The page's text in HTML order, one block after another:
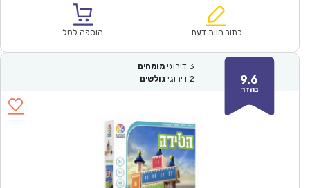
₪60.00.
הוא:
כתוב חוות דעת הוספה לסל
9.6
נהדר
3 דירוגי מומחים
2 דירוגי גולשים